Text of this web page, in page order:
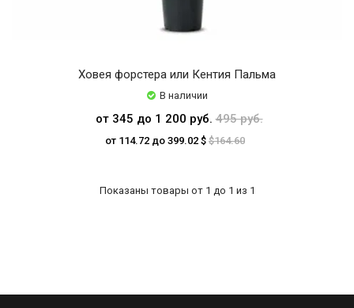
Ховея форстера или Кентия Пальма
В наличии
от 345 до 1 200 руб.495 руб.
от 114.72 до 399.02 $ $164.60
Показаны товары от 1 до 1 из 1